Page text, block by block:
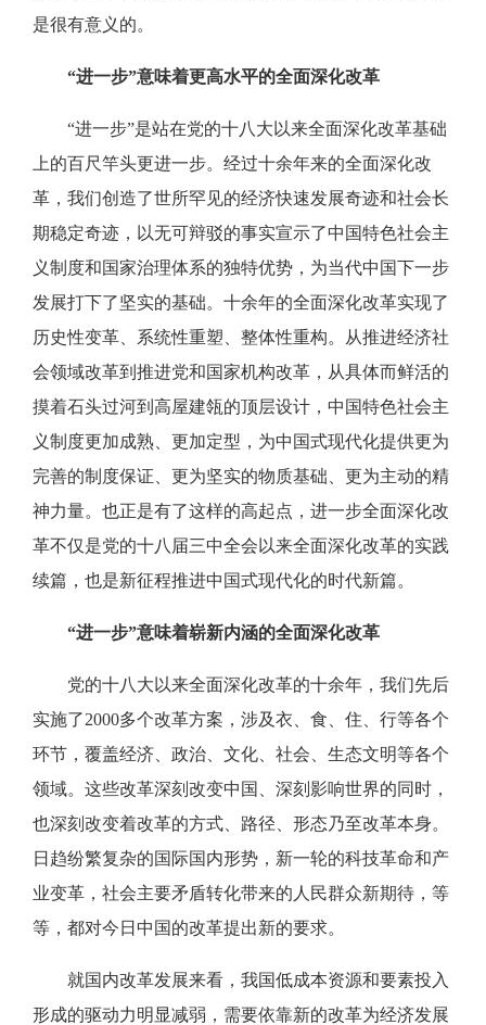
是很有意义的。
“进一步”意味着更高水平的全面深化改革
“进一步”是站在党的十八大以来全面深化改革基础
上的百尺竿头更进一步。经过十余年来的全面深化改
革，我们创造了世所罕见的经济快速发展奇迹和社会长
期稳定奇迹，以无可辩驳的事实宣示了中国特色社会主
义制度和国家治理体系的独特优势，为当代中国下一步
发展打下了坚实的基础。十余年的全面深化改革实现了
历史性变革、系统性重塑、整体性重构。从推进经济社
会领域改革到推进党和国家机构改革，从具体而鲜活的
摸着石头过河到高屋建瓴的顶层设计，中国特色社会主
义制度更加成熟、更加定型，为中国式现代化提供更为
完善的制度保证、更为坚实的物质基础、更为主动的精
神力量。也正是有了这样的高起点，进一步全面深化改
革不仅是党的十八届三中全会以来全面深化改革的实践
续篇，也是新征程推进中国式现代化的时代新篇。
“进一步”意味着崭新内涵的全面深化改革
党的十八大以来全面深化改革的十余年，我们先后
实施了2000多个改革方案，涉及衣、食、住、行等各个
环节，覆盖经济、政治、文化、社会、生态文明等各个
领域。这些改革深刻改变中国、深刻影响世界的同时，
也深刻改变着改革的方式、路径、形态乃至改革本身。
日趋纷繁复杂的国际国内形势，新一轮的科技革命和产
业变革，社会主要矛盾转化带来的人民群众新期待，等
等，都对今日中国的改革提出新的要求。
就国内改革发展来看，我国低成本资源和要素投入
形成的驱动力明显减弱，需要依靠新的改革为经济发展